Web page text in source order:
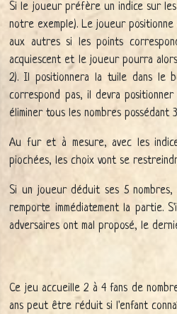
Si le joueur préfère un indice sur
notre exemple). Le joueur
aux autres si les points
acquiescent et le joueur pourra
2). Il positionnera la tuile dans le
correspond pas, il devra
éliminer tous les nombres possédant
Au fur et à mesure, avec les
piochées, les choix vont se
Si un joueur déduit ses 5
remporte immédiatement la partie.
adversaires ont mal proposé, le
Ce jeu accueille 2 à 4 fans de
ans peut être réduit si l'enfant